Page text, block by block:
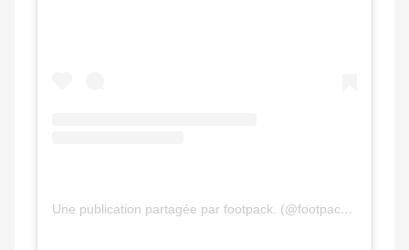
Une publication partagée par footpack. (@footpackfr)